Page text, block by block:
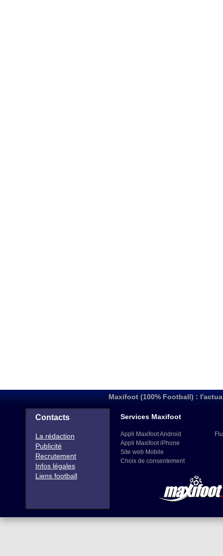
Maxifoot (100% Football) :
Contacts
La rédaction
Publicité
Recrutement
Infos légales
Liens football
Services Maxifoot
Appli Maxifoot Android
Appli Maxifoot iPhone
Site web Mobile
Choix de consentement